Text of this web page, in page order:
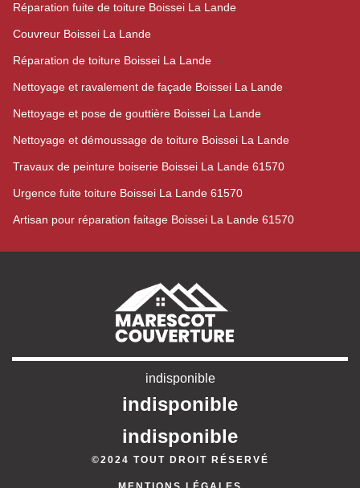
Réparation fuite de toiture Boissei La Lande
Couvreur Boissei La Lande
Réparation de toiture Boissei La Lande
Nettoyage et ravalement de façade Boissei La Lande
Nettoyage et pose de gouttière Boissei La Lande
Nettoyage et démoussage de toiture Boissei La Lande
Travaux de peinture boiserie Boissei La Lande 61570
Urgence fuite toiture Boissei La Lande 61570
Artisan pour réparation faitage Boissei La Lande 61570
indisponible
indisponible
indisponible
©2024 TOUT DROIT RÉSERVÉ